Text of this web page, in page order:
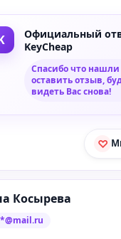
Официальный
KeyCheap
Спасибо что
оставить отзыв,
видеть Вас снова!
Косырева